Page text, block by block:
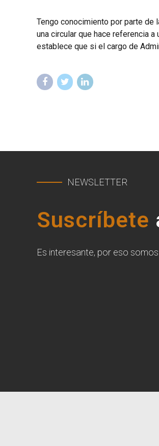
Tengo conocimiento por parte de
una circular que hace referencia
establece que si el cargo de
NEWSLETTER
Suscríbete
Es interesante, por eso